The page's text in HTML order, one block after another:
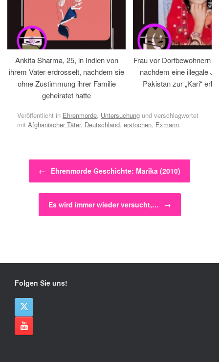
Ankita Sharma, 25, in Indien von
ihrem Vater erdrosselt, nachdem sie
ohne Zustimmung ihrer Familie
geheiratet hatte
Frau vor Dorfbewohnern
nachdem eine illegale
Pakistan zur „Kari“
Veröffentlicht in Ehrenmorde, Untersuchung und verschlagwortet
mit Afghanischer Täter, Deutschland, erstochen, Exmann.
Beitragsnavigation
← Ehrenmorde Geschichte: Marika (2010)
Es wird immer wieder versucht,… →
Folgen Sie uns!